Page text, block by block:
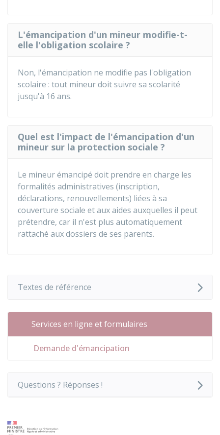
L'émancipation d'un mineur modifie-t-
elle l'obligation scolaire ?
Non, l'émancipation ne modifie pas l'obligation
scolaire : tout mineur doit suivre sa scolarité
jusqu'à 16 ans.
Quel est l'impact de l'émancipation d'un
mineur sur la protection sociale ?
Le mineur émancipé doit prendre en charge les
formalités administratives (inscription,
déclarations, renouvellements) liées à sa
couverture sociale et aux aides auxquelles il peut
prétendre, car il n'est plus automatiquement
rattaché aux dossiers de ses parents.
Textes de référence
Services en ligne et formulaires
Demande d'émancipation
Questions ? Réponses !